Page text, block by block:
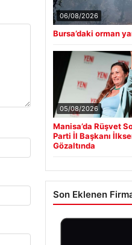
06/08/2026
Bursa’daki orman
05/08/2026
Manisa’da Rüşvet
Parti İl Başkanı
Gözaltında
Son Eklenen